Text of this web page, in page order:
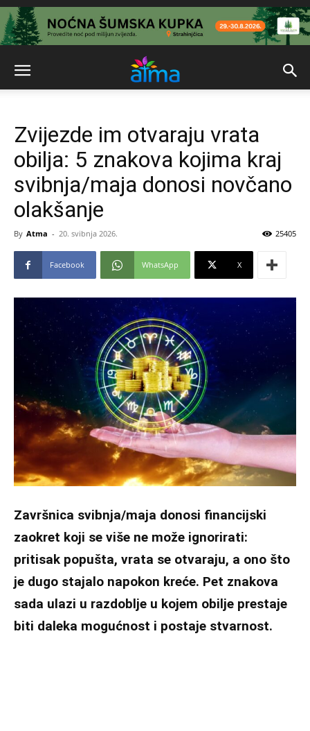
Zvijezde im otvaraju vrata
obilja: 5 znakova kojima kraj
svibnja/maja donosi novčano
olakšanje
By Atma - 20. svibnja 2026. 25405
Facebook WhatsApp X
Završnica svibnja/maja donosi financijski
zaokret koji se više ne može ignorirati:
pritisak popušta, vrata se otvaraju, a ono što
je dugo stajalo napokon kreće. Pet znakova
sada ulazi u razdoblje u kojem obilje prestaje
biti daleka mogućnost i postaje stvarnost.